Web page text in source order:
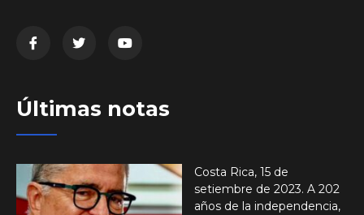
Últimas notas
Costa Rica, 15 de
setiembre de 2023. A 202
años de la independencia,